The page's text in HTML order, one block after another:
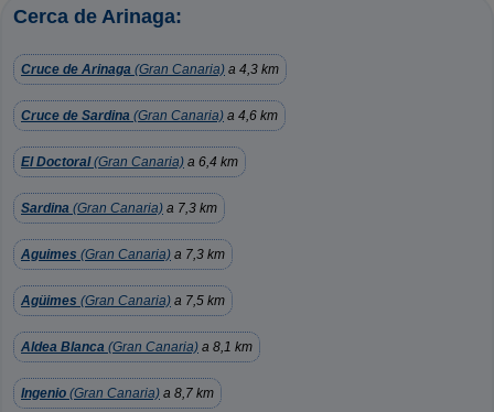
Cerca de Arinaga:
Cruce de Arinaga (Gran Canaria) a 4,3 km
Cruce de Sardina (Gran Canaria) a 4,6 km
El Doctoral(Gran Canaria) a 6,4 km
Sardina (Gran Canaria) a 7,3 km
Aguimes (Gran Canaria) a 7,3 km
Agüimes (Gran Canaria) a 7,5 km
Aldea Blanca (Gran Canaria) a 8,1 km
Ingenio (Gran Canaria) a 8,7 km